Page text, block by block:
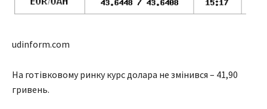
udinform.com
На готівковому ринку курс долара не змінився – 41,90
гривень.